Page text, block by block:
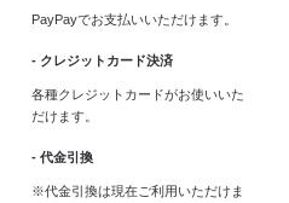
PayPayでお支払いいただけます。
- クレジットカード決済
各種クレジットカードがお使いいた
だけます。
- 代金引換
※代金引換は現在ご利用いただけま